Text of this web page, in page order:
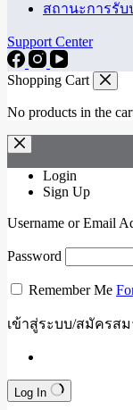
สถานะการรับ
Support Center
Shopping Cart
No products in the
Login
Sign Up
Username or Email
Password
Remember Me
เข้าสู่ระบบ/สมัครสม
Log In